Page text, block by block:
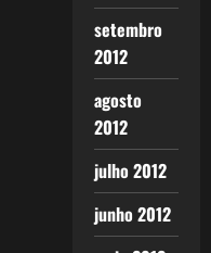
setembro
2012
agosto
2012
julho 2012
junho 2012